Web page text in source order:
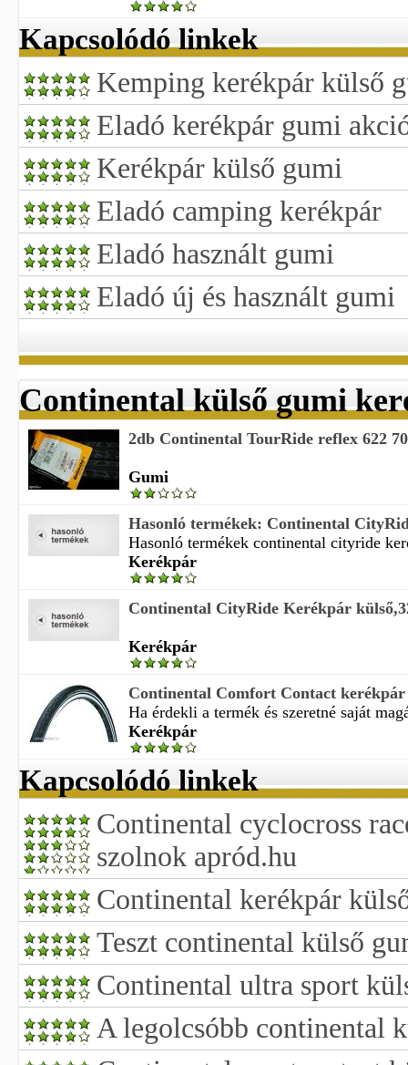
Kapcsolódó linkek
Kemping kerékpár külső
Eladó kerékpár gumi
Kerékpár külső gumi
Eladó camping kerékpár
Eladó használt gumi
Eladó új és használt gumi
Continental külső gumi
2db Continental TourRide reflex 622
Gumi
Hasonló termékek: Continental
Hasonló termékek continental cityride
Kerékpár
Continental CityRide Kerékpár
Kerékpár
Continental Comfort Contact
Ha érdekli a termék és szeretné saját
Kerékpár
Kapcsolódó linkek
Continental cyclocross
szolnok apród.hu
Continental kerékpár
Teszt continental külső
Continental ultra sport
A legolcsóbb continental